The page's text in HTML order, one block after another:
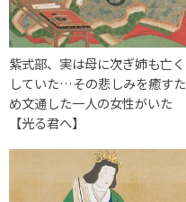
紫式部、実は母に次ぎ姉も亡く
していた…その悲しみを癒すた
め文通した一人の女性がいた
【光る君へ】